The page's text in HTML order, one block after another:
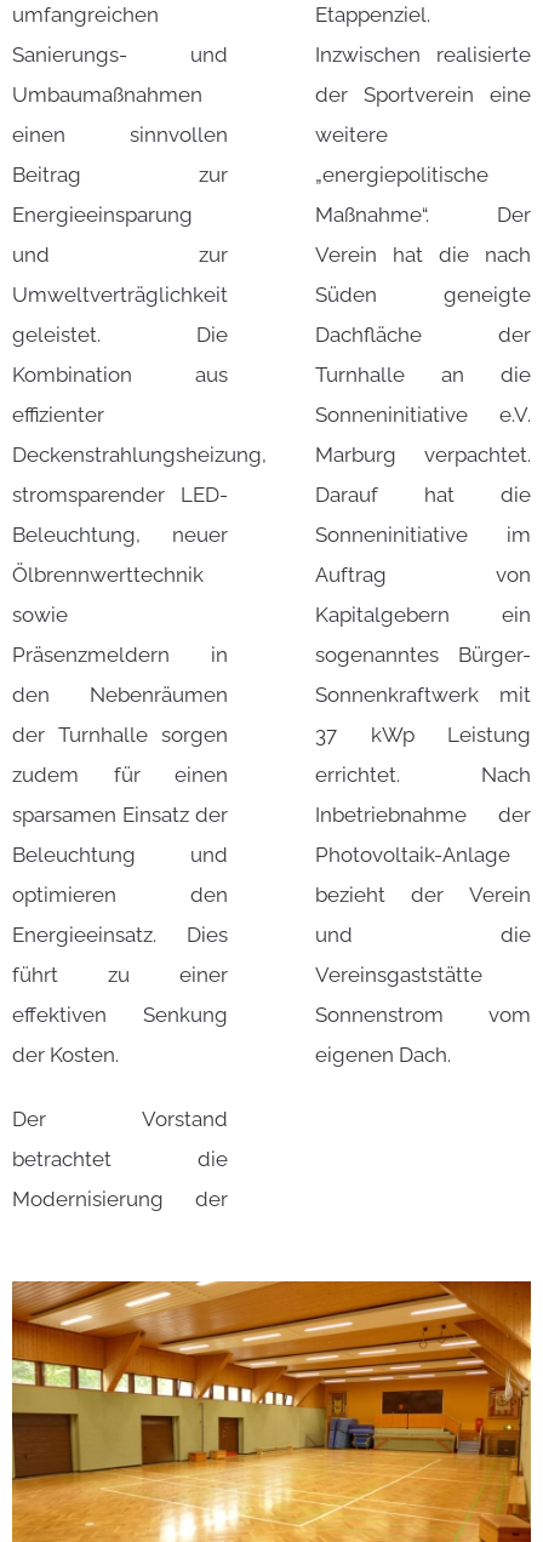
umfangreichen
Sanierungs- und
Umbaumaßnahmen
einen sinnvollen
Beitrag zur
Energieeinsparung
und zur
Umweltverträglichkeit
geleistet. Die
Kombination aus
effizienter
Deckenstrahlungsheizung,
stromsparender LED-
Beleuchtung, neuer
Ölbrennwerttechnik
sowie
Präsenzmeldern in
den Nebenräumen
der Turnhalle sorgen
zudem für einen
sparsamen Einsatz der
Beleuchtung und
optimieren den
Energieeinsatz. Dies
führt zu einer
effektiven Senkung
der Kosten.
Der Vorstand
betrachtet die
Modernisierung der
Etappenziel.
Inzwischen realisierte
der Sportverein eine
weitere
„energiepolitische
Maßnahme“. Der
Verein hat die nach
Süden geneigte
Dachfläche der
Turnhalle an die
Sonneninitiative e.V.
Marburg verpachtet.
Darauf hat die
Sonneninitiative im
Auftrag von
Kapitalgebern ein
sogenanntes Bürger-
Sonnenkraftwerk mit
37 kWp Leistung
errichtet. Nach
Inbetriebnahme der
Photovoltaik-Anlage
bezieht der Verein
und die
Vereinsgaststätte
Sonnenstrom vom
eigenen Dach.